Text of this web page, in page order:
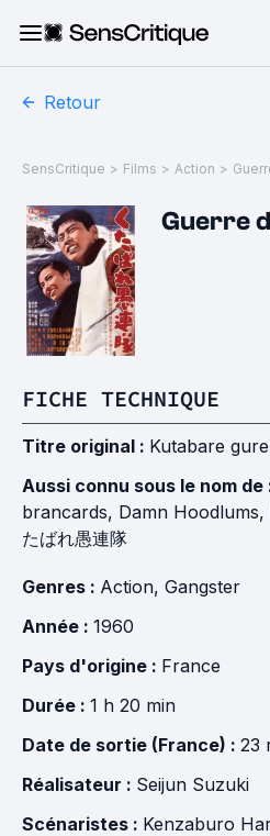
Retour
SensCritique > Films > Action >
Guerre
FICHE TECHNIQUE
Titre original : Kutabare
Aussi connu sous le nom de
brancards, Damn Hoodlums,
たばれ愚連隊
Genres : Action, Gangster
Année : 1960
Pays d'origine : France
Durée : 1 h 20 min
Date de sortie (France) : 23
Réalisateur : Seijun Suzuki
Scénaristes : Kenzaburo